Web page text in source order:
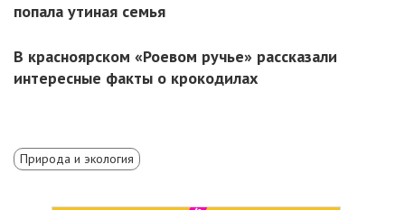
попала утиная семья
В красноярском «Роевом ручье» рассказали
интересные факты о крокодилах
Природа и экология